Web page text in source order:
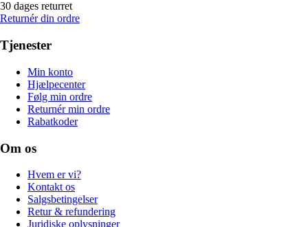
30 dages returret
Returnér din ordre
Tjenester
Min konto
Hjælpecenter
Følg min ordre
Returnér min ordre
Rabatkoder
Om os
Hvem er vi?
Kontakt os
Salgsbetingelser
Retur & refundering
Juridiske oplysninger